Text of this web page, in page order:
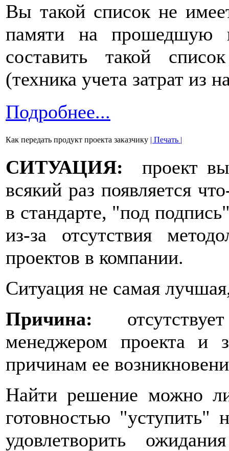
Вы такой список не
памяти на прошедшую
составить такой
(техника учета затрат из
Подробнее...
Как передать продукт проекта заказчику | Печать |
СИТУАЦИЯ:
проект
всякий раз появляется
в стандарте, "под
из-за отсутствия
проектов в компании.
Ситуация не самая
Причина:
менеджером проекта и
причинам ее
Найти решение можно
готовностью "уступить"
удовлетворить